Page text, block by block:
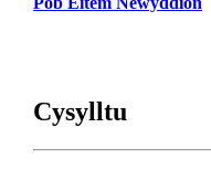
Cysylltu